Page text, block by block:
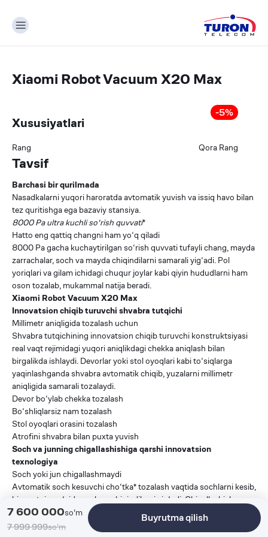
Xiaomi Robot Vacuum X20 Max
-5%
Xususiyatlari
Rang Qora Rang
7 600 000so'm
7 999 999so'm
Buyrutma qilish
Tavsif
Barchasi bir qurilmada
Nasadkalarni yuqori haroratda avtomatik yuvish va issiq havo bilan
tez quritishga ega bazaviy stansiya.
8000 Pa ultra kuchli so‘rish quvvati*
Hatto eng qattiq changni ham yo‘q qiladi
8000 Pa gacha kuchaytirilgan so‘rish quvvati tufayli chang, mayda
zarrachalar, soch va mayda chiqindilarni samarali yig‘adi. Pol
yoriqlari va gilam ichidagi chuqur joylar kabi qiyin hududlarni ham
oson tozalab, mukammal natija beradi.
Xiaomi Robot Vacuum X20 Max
Innovatsion chiqib turuvchi shvabra tutqichi
Millimetr aniqligida tozalash uchun
Shvabra tutqichining innovatsion chiqib turuvchi konstruktsiyasi
real vaqt rejimidagi yuqori aniqlikdagi chekka aniqlash bilan
birgalikda ishlaydi. Devorlar yoki stol oyoqlari kabi to‘siqlarga
yaqinlashganda shvabra avtomatik chiqib, yuzalarni millimetr
aniqligida samarali tozalaydi.
Devor bo‘ylab chekka tozalash
Bo‘shliqlarsiz nam tozalash
Stol oyoqlari orasini tozalash
Atrofini shvabra bilan puxta yuvish
Soch va junning chigallashishiga qarshi innovatsion
texnologiya
Soch yoki jun chigallashmaydi
Avtomatik soch kesuvchi cho‘tka* tozalash vaqtida sochlarni kesib,
bir vaqtning o‘zida soch va chiqindilarni yig‘adi. Chigallashishga
qarshi texnologiya cho‘tka parvarishini osonlashtiradi va xizmat
ko‘rsatish chastotasini kamaytiradi.